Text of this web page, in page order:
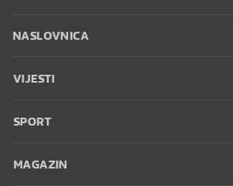
NASLOVNICA
VIJESTI
SPORT
MAGAZIN